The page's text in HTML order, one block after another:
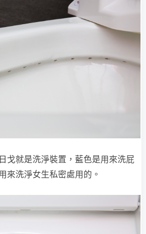
戈就是洗淨裝置，藍色是用來洗屁
來洗淨女生私密處用的。